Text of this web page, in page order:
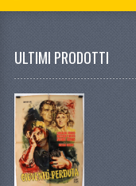
ULTIMI PRODOTTI